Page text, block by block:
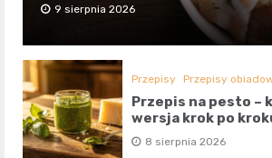
9 sierpnia 2026
Przepisy Przepisy
Przepis na pesto –
wersja krok po
8 sierpnia 2026